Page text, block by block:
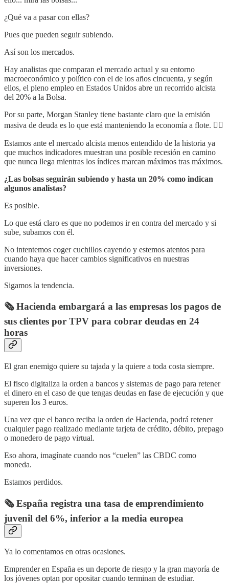
¿Qué va a pasar con ellas?
Pues que pueden seguir subiendo.
Así son los mercados.
Hay analistas que comparan el mercado actual y su entorno
macroeconómico y político con el de los años cincuenta, y según
ellos, el pleno empleo en Estados Unidos abre un recorrido alcista
del 20% a la Bolsa.
Por su parte, Morgan Stanley tiene bastante claro que la emisión
masiva de deuda es lo que está manteniendo la economía a flote. 😮‍💨
Estamos ante el mercado alcista menos entendido de la historia ya
que muchos indicadores muestran una posible recesión en camino
que nunca llega mientras los índices marcan máximos tras máximos.
¿Las bolsas seguirán subiendo y hasta un 20% como indican
algunos analistas?
Es posible.
Lo que está claro es que no podemos ir en contra del mercado y si
sube, subamos con él.
No intentemos coger cuchillos cayendo y estemos atentos para
cuando haya que hacer cambios significativos en nuestras
inversiones.
Sigamos la tendencia.
🗞️ Hacienda embargará a las empresas los pagos de
sus clientes por TPV para cobrar deudas en 24
horas
El gran enemigo quiere su tajada y la quiere a toda costa siempre.
El fisco digitaliza la orden a bancos y sistemas de pago para retener
el dinero en el caso de que tengas deudas en fase de ejecución y que
superen los 3 euros.
Una vez que el banco reciba la orden de Hacienda, podrá retener
cualquier pago realizado mediante tarjeta de crédito, débito, prepago
o monedero de pago virtual.
Eso ahora, imagínate cuando nos “cuelen” las CBDC como
moneda.
Estamos perdidos.
🗞️ España registra una tasa de emprendimiento
juvenil del 6%, inferior a la media europea
Ya lo comentamos en otras ocasiones.
Emprender en España es un deporte de riesgo y la gran mayoría de
los jóvenes optan por opositar cuando terminan de estudiar.